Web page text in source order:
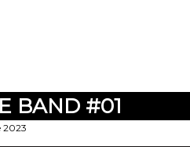
BAND #01
2023